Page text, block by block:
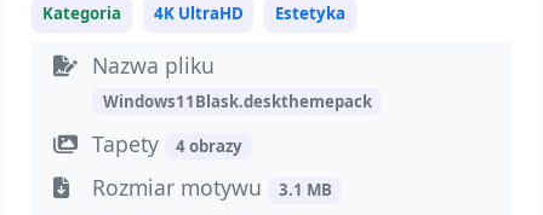
Kategoria 4K UltraHD Estetyka
Nazwa pliku
Windows11Blask.deskthemepack
Tapety 4 obrazy
Rozmiar motywu 3.1 MB